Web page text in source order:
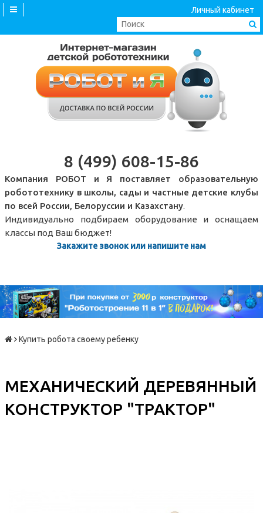
Личный кабинет
8 (499) 608-15-86
Компания РОБОТ и Я поставляет образовательную
робототехнику в школы, сады и частные детские клубы
по всей России, Белоруссии и Казахстану.
Индивидуально подбираем оборудование и оснащаем
классы под Ваш бюджет!
Закажите звонок или напишите нам
Купить робота своему ребенку
МЕХАНИЧЕСКИЙ ДЕРЕВЯННЫЙ
КОНСТРУКТОР "ТРАКТОР"